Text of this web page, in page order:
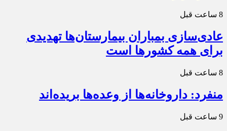
8 ساعت قبل
عادی‌سازی بمباران بیمارستان‌ها تهدیدی
برای همه کشورها است
8 ساعت قبل
منفرد: داروخانه‌ها از وعده‌ها بریده‌اند
9 ساعت قبل